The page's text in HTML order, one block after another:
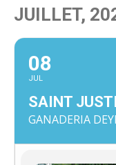
JUILLET,
08
JUL
SAINT
GANADERIA